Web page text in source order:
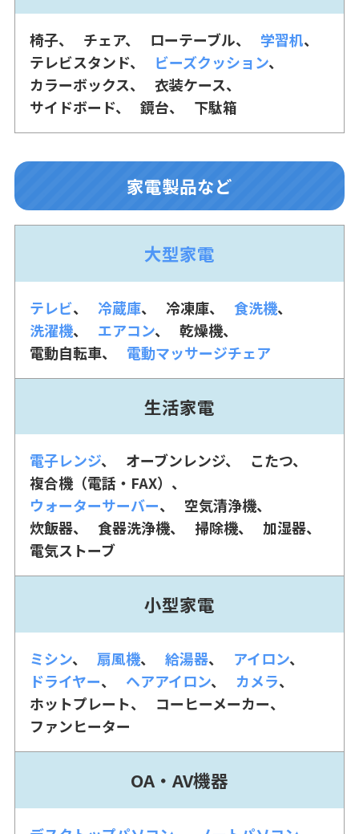
椅子 チェア ローテーブル
学習机
テレビスタンド
ビーズクッション
カラーボックス
衣装ケース
サイドボード
鏡台 下駄箱
家電製品など
大型家電
テレビ 冷蔵庫 冷凍庫
食洗機
洗濯機
エアコン
乾燥機
電動自転車
電動マッサージチェア
生活家電
電子レンジ オーブンレンジ
こたつ
複合機（電話・FAX）
ウォーターサーバー
空気清浄機
炊飯器
食器洗浄機 掃除機
加湿器
電気ストーブ
小型家電
ミシン 扇風機 給湯器
アイロン
ドライヤー
ヘアアイロン
カメラ
ホットプレート
コーヒーメーカー
ファンヒーター
OA・AV機器